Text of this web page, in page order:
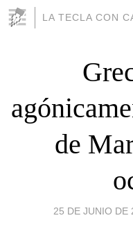
LA TECLA CON
de
25 DE JUNIO DE